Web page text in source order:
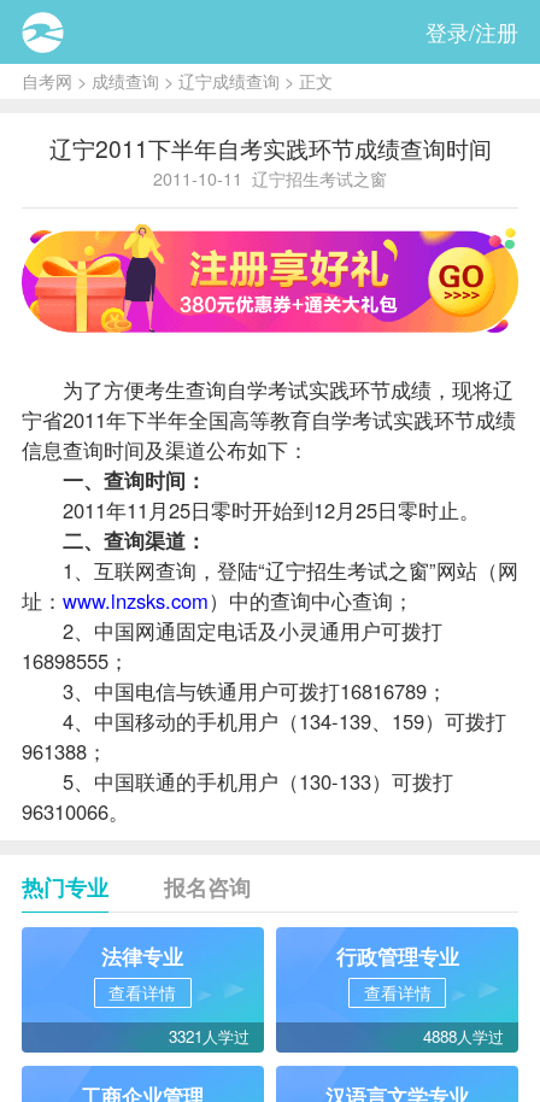
登录/注册
自考网 > 成绩查询 > 辽宁成绩查询 > 正文
辽宁2011下半年自考实践环节成绩查询时间
2011-10-11 辽宁招生考试之窗
为了方便考生查询自学考试实践环节成绩，现将辽
宁省2011年下半年全国高等教育自学考试实践环节成绩
信息查询时间及渠道公布如下：
一、查询时间：
2011年11月25日零时开始到12月25日零时止。
二、查询渠道：
1、互联网查询，登陆“辽宁招生考试之窗”网站（网
址： www.lnzsks.com）中的查询中心查询；
2、中国网通固定电话及小灵通用户可拨打
16898555；
3、中国电信与铁通用户可拨打16816789；
4、中国移动的手机用户（134-139、159）可拨打
961388；
5、中国联通的手机用户（130-133）可拨打
96310066。
热门专业 报名咨询
法律专业
查看详情
3321人学过
行政管理专业
查看详情
4888人学过
工商企业管理 汉语言文学专业